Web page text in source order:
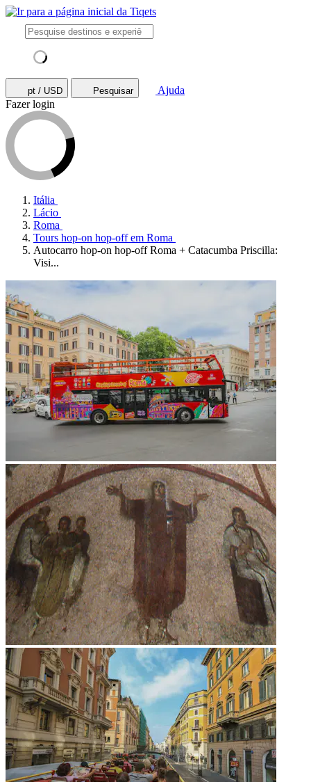
pt / USD Pesquisar
Ajuda
Fazer login
Itália
Lácio
Roma
Tours hop-on hop-off em Roma
Autocarro hop-on hop-off Roma + Catacumba Priscilla:
Visi...